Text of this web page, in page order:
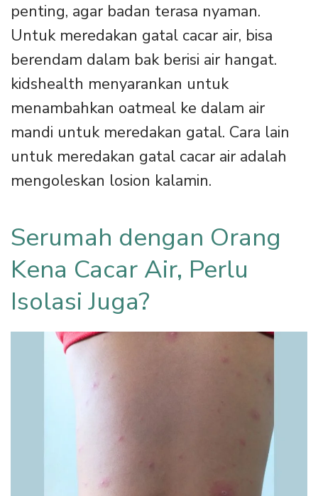
penting, agar badan terasa nyaman.
Untuk meredakan gatal cacar air, bisa
berendam dalam bak berisi air hangat.
kidshealth menyarankan untuk
menambahkan oatmeal ke dalam air
mandi untuk meredakan gatal. Cara lain
untuk meredakan gatal cacar air adalah
mengoleskan losion kalamin.
Serumah dengan Orang
Kena Cacar Air, Perlu
Isolasi Juga?